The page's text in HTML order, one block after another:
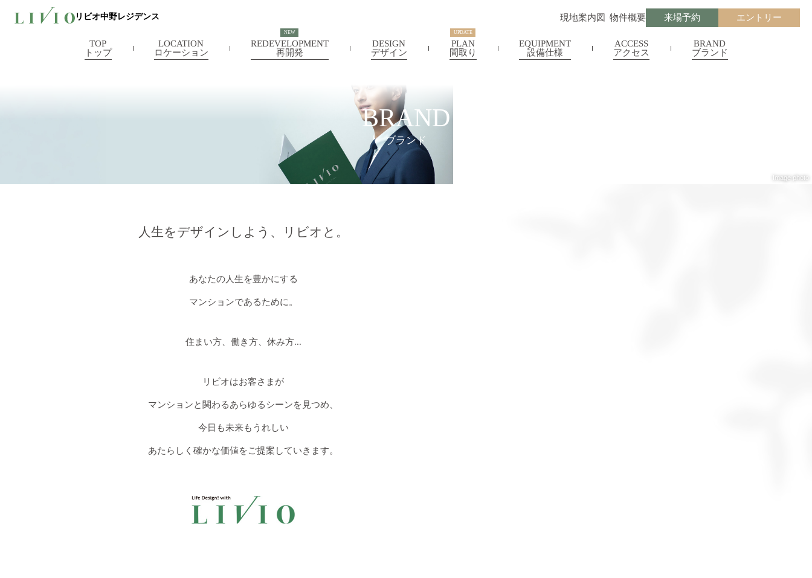
リビオ中野レジデンス 現地案内図 物件概要 来場予約 エントリー
TOP
トップ
LOCATION
ロケーション
REDEVELOPMENT
再開発
DESIGN
デザイン
PLAN
間取り
EQUIPMENT
設備仕様
ACCESS
アクセス
BRAND
ブランド
Image photo
BRAND
ブランド
人生をデザインしよう、 リビオと。
あなたの人生を豊かにする
マンションであるために。
住まい方、働き方、休み方...
リビオはお客さまが
マンションと関わるあらゆるシーンを見つめ、
今日も未来もうれしい
あたらしく確かな価値をご提案していきます。